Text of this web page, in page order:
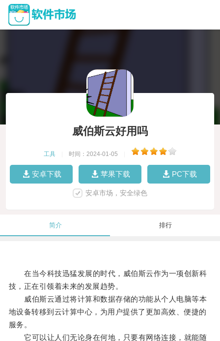
威伯斯云好用吗
工具 时间：2024-01-05
安卓下载 苹果下载 PC下载
安卓市场，安全绿色
简介 排行
在当今科技迅猛发展的时代，威伯斯云作为一项创新科
技，正在引领着未来的发展趋势。
威伯斯云通过将计算和数据存储的功能从个人电脑等本
地设备转移到云计算中心，为用户提供了更加高效、便捷的
服务。
它可以让人们无论身在何地，只要有网络连接，就能随